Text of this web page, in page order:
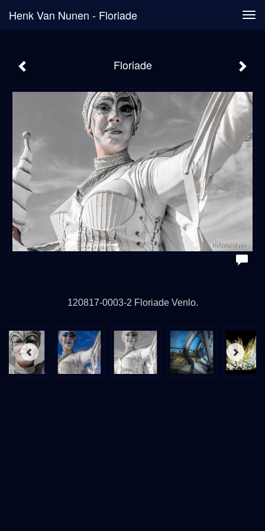
Henk Van Nunen - Floriade
Floriade
120817-0003-2 Floriade Venlo.